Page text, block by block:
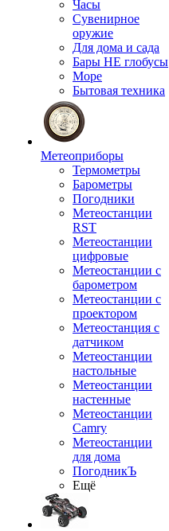
Часы
Сувенирное
оружие
Для дома и сада
Бары НЕ глобусы
Море
Бытовая техника
Метеоприборы
Термометры
Барометры
Погодники
Метеостанции
RST
Метеостанции
цифровые
Метеостанции с
барометром
Метеостанции с
проектором
Метеостанция с
датчиком
Метеостанции
настольные
Метеостанции
настенные
Метеостанции
Camry
Метеостанции
для дома
ПогодникЪ
Ещё